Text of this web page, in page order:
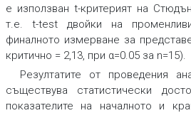
е използван t-критерият на
т.е. t-test двойки на
финалното измерване за
критично = 2,13, при α=0.05 за n=15).
Резултатите от проведения
съществува статистически
показателите на началното и